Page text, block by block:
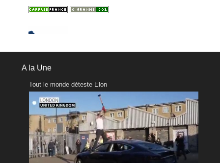
A la Une
Tout le monde déteste Elon